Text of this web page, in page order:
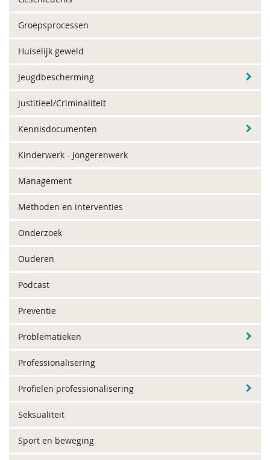
Groepsprocessen
Huiselijk geweld
Jeugdbescherming
Justitieel/Criminaliteit
Kennisdocumenten
Kinderwerk - Jongerenwerk
Management
Methoden en interventies
Onderzoek
Ouderen
Podcast
Preventie
Problematieken
Professionalisering
Profielen professionalisering
Seksualiteit
Sport en beweging